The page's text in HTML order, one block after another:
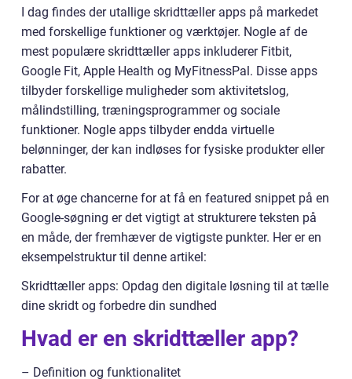
I dag findes der utallige skridttæller apps på markedet
med forskellige funktioner og værktøjer. Nogle af de
mest populære skridttæller apps inkluderer Fitbit,
Google Fit, Apple Health og MyFitnessPal. Disse apps
tilbyder forskellige muligheder som aktivitetslog,
målindstilling, træningsprogrammer og sociale
funktioner. Nogle apps tilbyder endda virtuelle
belønninger, der kan indløses for fysiske produkter eller
rabatter.
For at øge chancerne for at få en featured snippet på en
Google-søgning er det vigtigt at strukturere teksten på
en måde, der fremhæver de vigtigste punkter. Her er en
eksempelstruktur til denne artikel:
Skridttæller apps: Opdag den digitale løsning til at tælle
dine skridt og forbedre din sundhed
Hvad er en skridttæller app?
– Definition og funktionalitet